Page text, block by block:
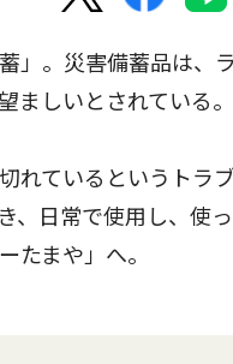
」。災害備蓄品は、
ましいとされている。
ているというトラ
、日常で使用し、使
たまや」へ。